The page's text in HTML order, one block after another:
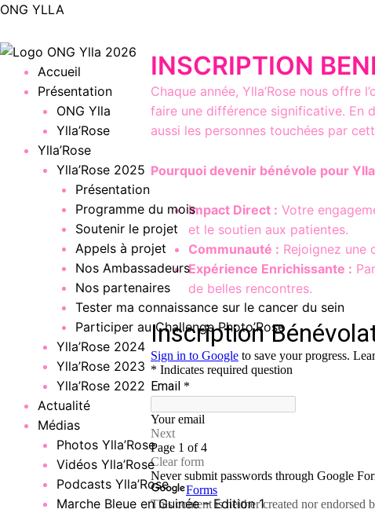
Aller
contenu
ONG YLLA
Menu Accueil
Présentation
ONG Ylla
Ylla’Rose
Ylla’Rose
Ylla’Rose 2025
Présentation
Programme du mois
Soutenir le projet
Appels à projet
Nos Ambassadeurs
Nos partenaires
Tester ma connaissance sur le cancer du sein
Participer au Challenge Photo’Rose
Ylla’Rose 2024
Ylla’Rose 2023
Ylla’Rose 2022
Actualité
Médias
Photos Ylla’Rose
Vidéos Ylla’Rose
Podcasts Ylla’Rose
Marche Bleue en Guinée – Edition 1
INSCRIPTION
Chaque année, Ylla’Rose nous
faire une différence significative. En
aussi les personnes touchées par
Pourquoi devenir bénévole pour
Impact Direct : Votre
et le soutien aux patientes.
Communauté : Rejoignez une
Expérience Enrichissante :
de belles rencontres.